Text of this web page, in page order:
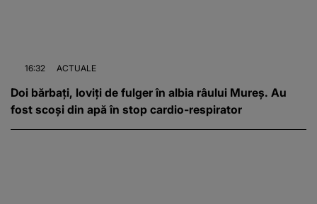
16:32 ACTUALE
Doi bărbați, loviți de fulger în albia râului Mureș. Au
fost scoși din apă în stop cardio-respirator